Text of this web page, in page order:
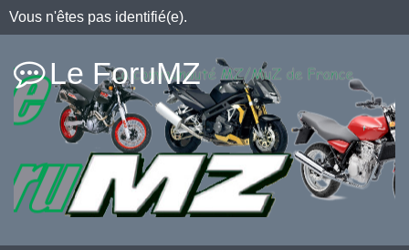
Vous n'êtes pas identifié(e).
Le ForuMZ